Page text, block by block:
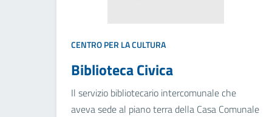
CENTRO PER LA CULTURA
Biblioteca Civica
Il servizio bibliotecario intercomunale che
aveva sede al piano terra della Casa Comunale